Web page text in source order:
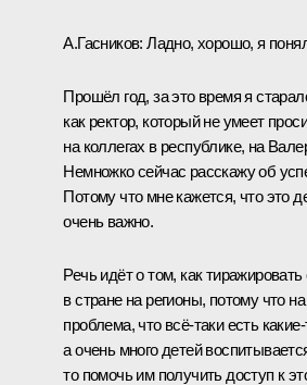
А.Гасников:Ладно, хорошо, я
Прошёл год, за это время я
как ректор, который не умеет
на коллегах в республике, на
Немножко сейчас расскажу об
Потому что мне кажется, что это
очень важно.
Речь идёт о том, как
в стране на регионы, потому что
проблема, что всё-таки есть
а очень много детей
то помочь им получить доступ к